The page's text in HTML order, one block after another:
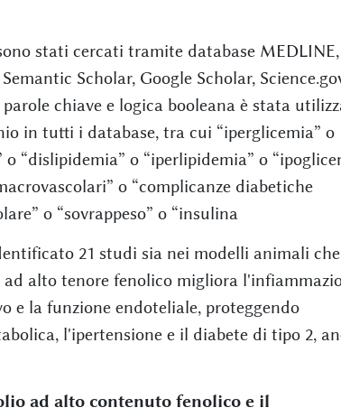
stati cercati tramite database MEDLINE,
Scholar, Google Scholar,
chiave e logica booleana è stata
in tutti i database, tra cui “iperglicemia” o
“dislipidemia” o “iperlipidemia” o
o “complicanze diabetiche
o “sovrappeso” o “insulina
21 studi sia nei modelli animali che
alto tenore fenolico migliora
e la funzione endoteliale, proteggendo
l'ipertensione e il diabete di tipo 2,
ad alto contenuto fenolico e il